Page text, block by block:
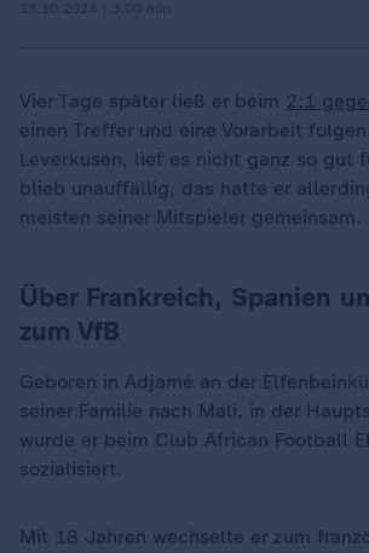
Vier Tage später ließ er beim 2:1
einen Treffer und eine Vorarbeit
Leverkusen, lief es nicht ganz so gut
blieb unauffällig, das hatte er
meisten seiner Mitspieler gemeinsam.
Über Frankreich, Spanien
zum VfB
Geboren in Adjamé an der
seiner Familie nach Mali, in der
wurde er beim Club African Football
sozialisiert.
Mit 18 Jahren wechselte er zum